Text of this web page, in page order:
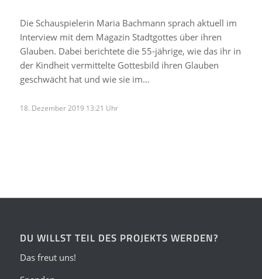
Die Schauspielerin Maria Bachmann sprach aktuell im
Interview mit dem Magazin Stadtgottes über ihren
Glauben. Dabei berichtete die 55-jährige, wie das ihr in
der Kindheit vermittelte Gottesbild ihren Glauben
geschwächt hat und wie sie im…
18. Dezember 2019 13:21 Uhr
DU WILLST TEIL DES PROJEKTS WERDEN?
Das freut uns!